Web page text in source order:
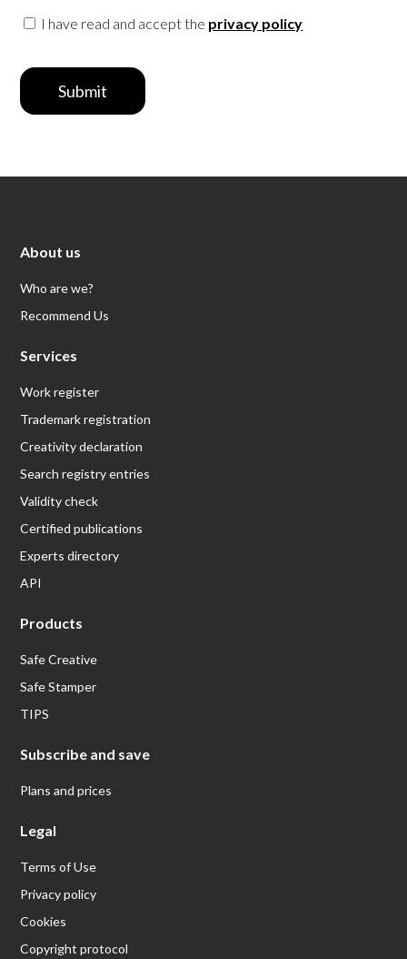
I have read and accept the privacy policy
Submit
About us
Who are we?
Recommend Us
Services
Work register
Trademark registration
Creativity declaration
Search registry entries
Validity check
Certified publications
Experts directory
API
Products
Safe Creative
Safe Stamper
TIPS
Subscribe and save
Plans and prices
Legal
Terms of Use
Privacy policy
Cookies
Copyright protocol